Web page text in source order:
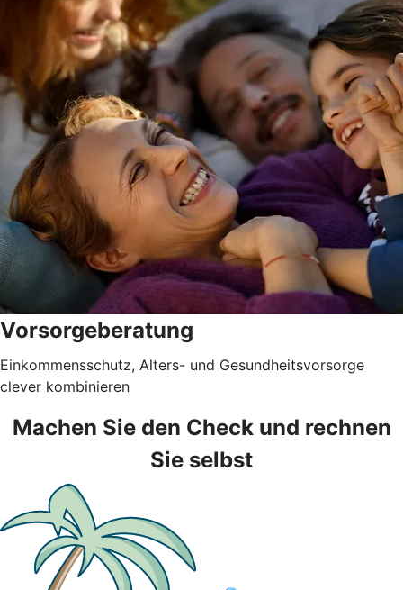
Vorsorgeberatung
Einkommensschutz, Alters- und Gesundheitsvorsorge
clever kombinieren
Machen Sie den Check und rechnen
Sie selbst